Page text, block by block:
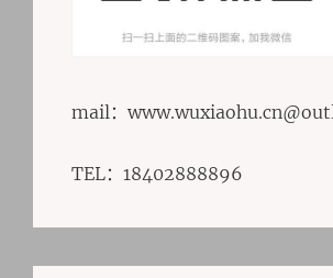
mail：
TEL：18402888896